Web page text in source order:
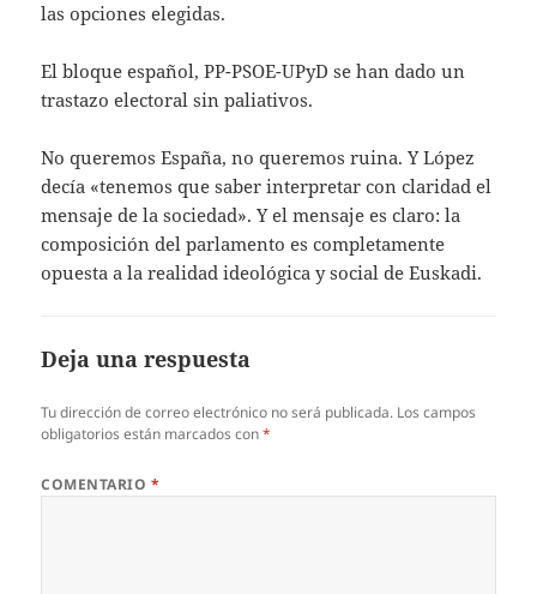
las opciones elegidas.
El bloque español, PP-PSOE-UPyD se han dado un
trastazo electoral sin paliativos.
No queremos España, no queremos ruina. Y López
decía «tenemos que saber interpretar con claridad el
mensaje de la sociedad». Y el mensaje es claro: la
composición del parlamento es completamente
opuesta a la realidad ideológica y social de Euskadi.
Deja una respuesta
Tu dirección de correo electrónico no será publicada. Los campos
obligatorios están marcados con*
COMENTARIO *